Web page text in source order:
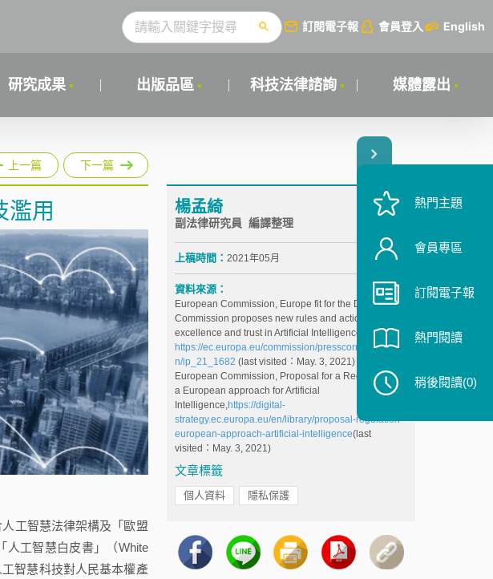
訂閱電子報 會員登入 English
研究成果 出版品區 科技法律諮詢 媒體露出
上一篇 下一篇
濫用
工智慧法律架構及「歐盟
人工智慧白皮書」（White
智慧科技對人民基本權產
楊孟綺
副法律研究員 編譯整理
上稿時間： 2021年05月
資料來源：
European Commission, Europe fit for the Digital Age:
Commission proposes new rules and actions for
excellence and trust in Artificial Intelligence,
https://ec.europa.eu/commission/presscorner/detail/e
n/ip_21_1682 (last visited：May. 3, 2021)
European Commission, Proposal for a Regulation on
a European approach for Artificial
Intelligence,https://digital-
strategy.ec.europa.eu/en/library/proposal-regulation-
european-approach-artificial-intelligence(last
visited：May. 3, 2021)
文章標籤
個人資料 隱私保護
熱門主題
會員專區
訂閱電子報
熱門閱讀
稍後閱讀(0)